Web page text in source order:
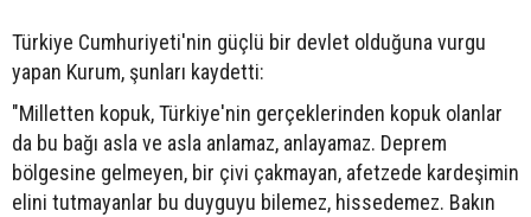
Türkiye Cumhuriyeti'nin güçlü bir devlet olduğuna vurgu
yapan Kurum, şunları kaydetti:
"Milletten kopuk, Türkiye'nin gerçeklerinden kopuk olanlar
da bu bağı asla ve asla anlamaz, anlayamaz. Deprem
bölgesine gelmeyen, bir çivi çakmayan, afetzede kardeşimin
elini tutmayanlar bu duyguyu bilemez, hissedemez. Bakın